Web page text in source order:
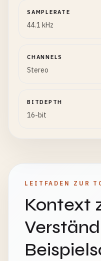
SAMPLERATE
44.1 kHz
CHANNELS
Stereo
BITDEPTH
16-bit
LEITFADEN ZUR
Kontext